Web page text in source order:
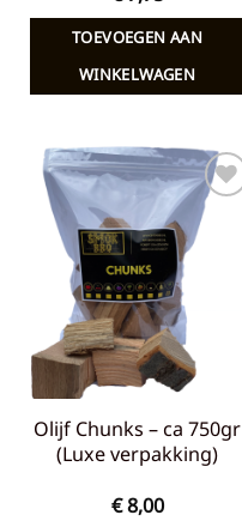
TOEVOEGEN AAN
WINKELWAGEN
Toevoegen
aan
verlanglijst
Olijf Chunks – ca 750gr
(Luxe verpakking)
€8,00